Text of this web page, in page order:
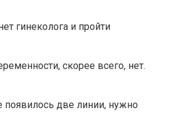
гинеколога и пройти
скорее всего, нет.
появилось две линии, нужно